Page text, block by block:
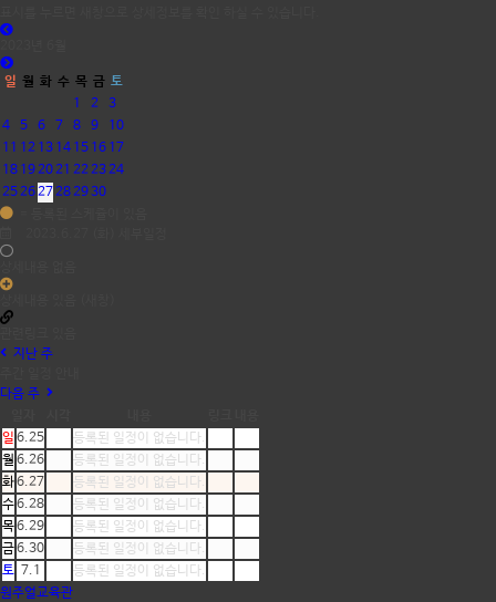
일 월 화 수 목 금 토
1
2
3
4
5 6 7 8 9
10
11 12 13 14 15 16 17
18 192021 222324
252627 282930
지난 주
다음 주
일 6.25
등록된 일정이 없습니다.
월 6.26
등록된 일정이 없습니다.
화6.27
등록된 일정이 없습니다.
수6.28
등록된 일정이 없습니다.
목6.29
등록된 일정이 없습니다.
금6.30
등록된 일정이 없습니다.
토 7.1
등록된 일정이 없습니다.
원주얼교육관